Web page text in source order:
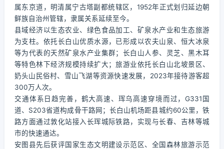
属东京道，明清属宁古塔副都统辖区，1952年正式划归延边朝
鲜族自治州管辖，隶属关系延续至今。
县域经济以生态农业、绿色食品加工、矿泉水产业和生态旅游
为支柱。依托长白山优质水源，已形成以农夫山泉、恒大冰泉
等为代表的天然矿泉水产业集群；长白山人参、灵芝、黑木耳
等特色林下经济规模持续扩大；旅游业依托长白山北坡景区、
奶头山民俗村、雪山飞湖等资源快速发展，2023年接待游客超
300万人次。
交通体系日趋完善，鹤大高速、珲乌高速穿境而过，G331国
道、S203省道构成骨干路网；长白山机场距县城约60公里，铁
路方面通过敦化站接入长珲城际铁路，实现与长春、吉林等城
市的快速通达。
安图县先后获评国家生态文明建设示范区、全国森林旅游示范